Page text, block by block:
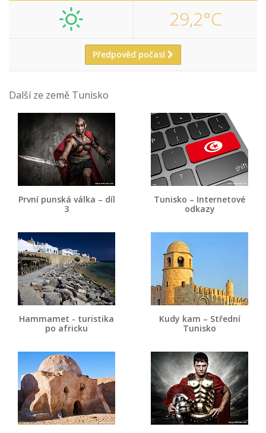
29,2°C
Předpověď počasí
Další ze země Tunisko
První punská válka – díl
3
Tunisko – Internetové
odkazy
Hammamet - turistika
po africku
Kudy kam – Střední
Tunisko